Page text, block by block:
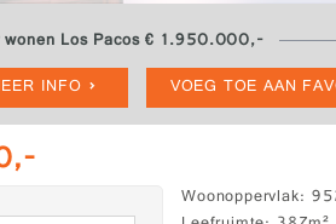
wonen Los Pacos € 1.950.000,-
INFO VOEG TOE AAN
Woonoppervlak